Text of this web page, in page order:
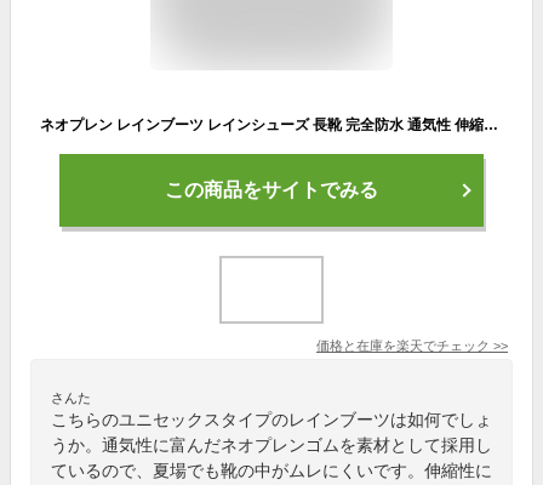
ネオプレン レインブーツ レインシューズ 長靴 完全防水 通気性 伸縮性 防滑底 クロロプレン オールシーズン 履きやすい 肌触りが良い キッズ レディース 男女兼用 15.0 16.0 17.0 18.0 19.0 20.0 21.0 22.0 22.5 23.0 23.5 24.0 kp_21077 【あす楽対応】
この商品をサイトでみる
価格と在庫を楽天でチェック >>
さんた
こちらのユニセックスタイプのレインブーツは如何でしょ
うか。通気性に富んだネオプレンゴムを素材として採用し
ているので、夏場でも靴の中がムレにくいです。伸縮性に